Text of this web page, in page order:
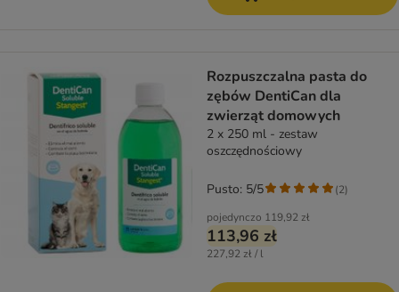
Rozpuszczalna pasta do
zębów DentiCan dla
zwierząt domowych
2 x 250 ml - zestaw
oszczędnościowy
pojedynczo 119,92 zł
113,96 zł
227,92 zł / l
Pusto: 5/5 (2)